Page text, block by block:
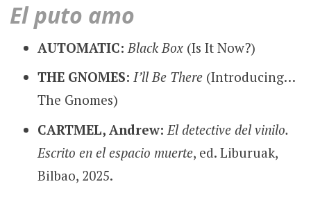
El puto amo
AUTOMATIC: Black Box(Is It Now?)
THE GNOMES: I’ll Be There (Introducing…
The Gnomes)
CARTMEL, Andrew: El detective del vinilo.
Escrito en el espacio muerte, ed. Liburuak,
Bilbao, 2025.